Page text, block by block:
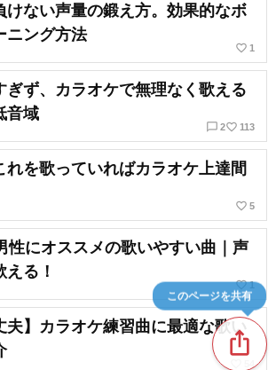
けない声量の鍛え方。効果的なボ
ニング方法
favorite_border 1
ぎず、カラオケで無理なく歌える
音域
chat_bubble_outline 2favorite_border 113
れを歌っていればカラオケ上達間
favorite_border 5
性にオススメの歌いやすい曲｜声
る！
favorite_border1
夫】カラオケ練習曲に最適な歌い
ios_share
このページを共有
ラウズ